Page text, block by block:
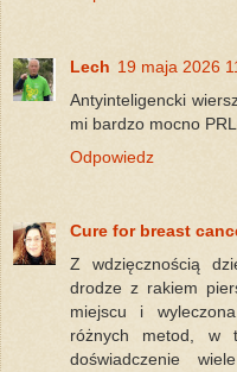
Lech 19 maja 2026
Antyinteligencki
mi bardzo mocno
Odpowiedz
Cure for breast
Z wdzięcznością
drodze z rakiem
miejscu i
różnych metod, w
doświadczenie